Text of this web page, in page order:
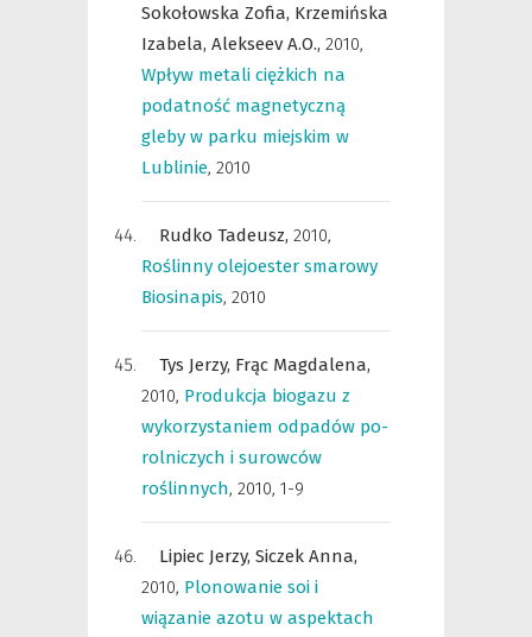
Sokołowska Zofia, Krzemińska
Izabela, Alekseev A.O., 2010,
Wpływ metali ciężkich na
podatność magnetyczną
gleby w parku miejskim w
Lublinie, 2010
Rudko Tadeusz, 2010,
Roślinny olejoester smarowy
Biosinapis, 2010
Tys Jerzy, Frąc Magdalena,
2010, Produkcja biogazu z
wykorzystaniem odpadów po-
rolniczych i surowców
roślinnych, 2010, 1-9
Lipiec Jerzy, Siczek Anna,
2010, Plonowanie soi i
wiązanie azotu w aspektach